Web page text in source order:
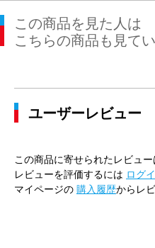
この商品を見た人は
こちらの商品も見て
ユーザーレビュー
この商品に寄せられたレビュー
レビューを評価するには ログ
マイページの 購入履歴からレ